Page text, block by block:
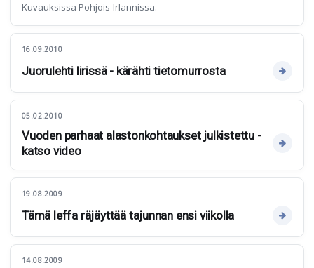
Kuvauksissa Pohjois-Irlannissa.
16.09.2010
Juorulehti lirissä - kärähti tietomurrosta
05.02.2010
Vuoden parhaat alastonkohtaukset julkistettu -
katso video
19.08.2009
Tämä leffa räjäyttää tajunnan ensi viikolla
14.08.2009